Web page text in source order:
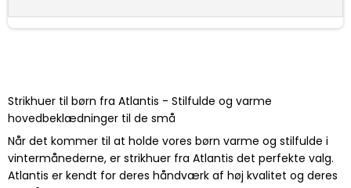
Strikhuer til børn fra Atlantis - Stilfulde og varme
hovedbeklædninger til de små
Når det kommer til at holde vores børn varme og stilfulde i
vintermånederne, er strikhuer fra Atlantis det perfekte valg.
Atlantis er kendt for deres håndværk af høj kvalitet og deres